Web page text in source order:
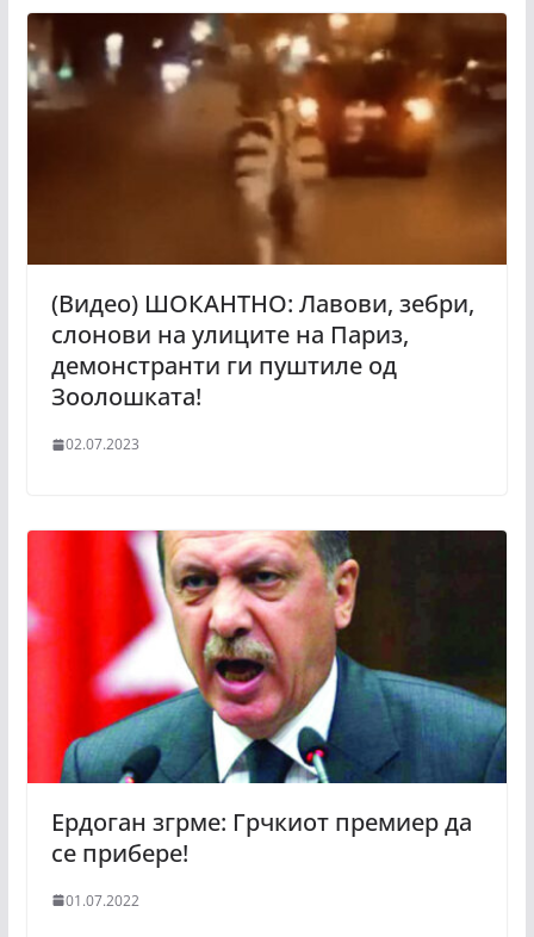
(Видео) ШОКАНТНО: Лавови, зебри,
слонови на улиците на Париз,
демонстранти ги пуштиле од
Зоолошката!
02.07.2023
Ердоган згрме: Грчкиот премиер да
се прибере!
01.07.2022